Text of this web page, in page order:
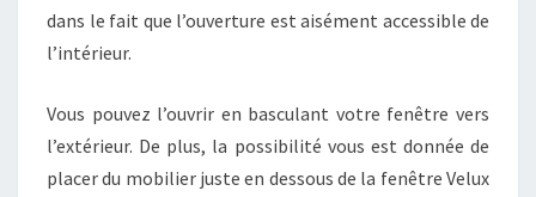
dans le fait que l’ouverture est aisément accessible de
l’intérieur.
Vous pouvez l’ouvrir en basculant votre fenêtre vers
l’extérieur. De plus, la possibilité vous est donnée de
placer du mobilier juste en dessous de la fenêtre Velux